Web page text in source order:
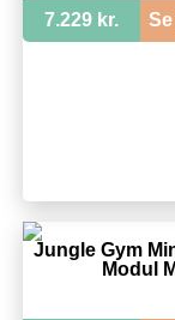
282CB
7.229 kr.
Jungle Gym
Modul M